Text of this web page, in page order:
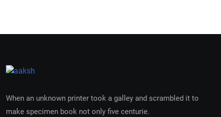
When an unknown printer took a galley and scrambled it to
make specimen book not only five centurie.